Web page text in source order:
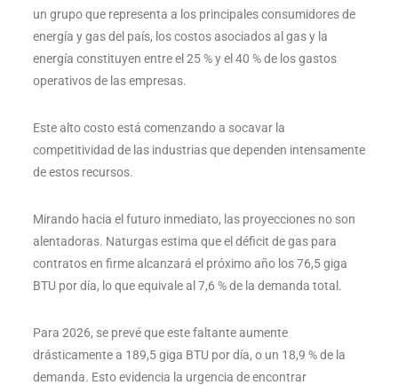
un grupo que representa a los principales consumidores de
energía y gas del país, los costos asociados al gas y la
energía constituyen entre el 25 % y el 40 % de los gastos
operativos de las empresas.
Este alto costo está comenzando a socavar la
competitividad de las industrias que dependen intensamente
de estos recursos.
Mirando hacia el futuro inmediato, las proyecciones no son
alentadoras. Naturgas estima que el déficit de gas para
contratos en firme alcanzará el próximo año los 76,5 giga
BTU por día, lo que equivale al 7,6 % de la demanda total.
Para 2026, se prevé que este faltante aumente
drásticamente a 189,5 giga BTU por día, o un 18,9 % de la
demanda. Esto evidencia la urgencia de encontrar